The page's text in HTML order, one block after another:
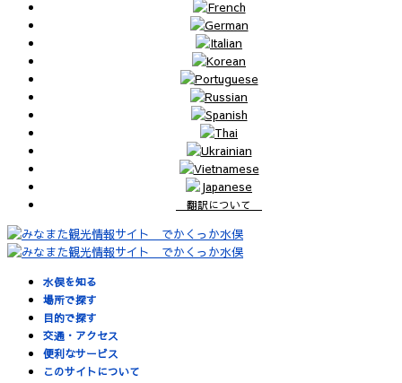
翻訳について
水俣を知る
場所で探す
目的で探す
交通・アクセス
便利なサービス
このサイトについて